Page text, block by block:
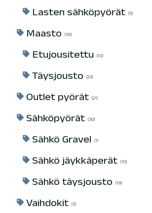
Lasten sähköpyörät
5
Maasto 35
Etujousitettu 10
Täysjousto 23
Outlet pyörät 21
Sähköpyörät 30
Sähkö Gravel 1
Sähkö jäykkäperät 10
Sähkö täysjousto 19
Vaihdokit 5